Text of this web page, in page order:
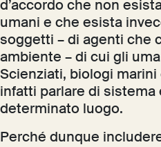
d’accordo che non
umani e che esista
soggetti – di agenti che
ambiente – di cui gli
Scienziati, biologi
infatti parlare di sistema
determinato luogo.
Perché dunque